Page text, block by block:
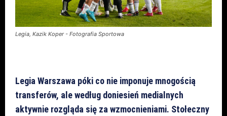
Legia, Kazik Koper - Fotografia Sportowa
Legia Warszawa póki co nie imponuje mnogością
transferów, ale według doniesień medialnych
aktywnie rozgląda się za wzmocnieniami. Stołeczny